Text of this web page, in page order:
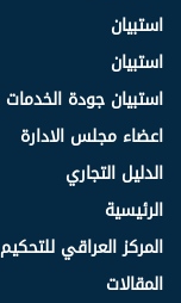
استبيان
استبيان
استبيان جودة الخدمات
اعضاء مجلس الادارة
الدليل التجاري
الرئيسية
المركز العراقي
المقالات